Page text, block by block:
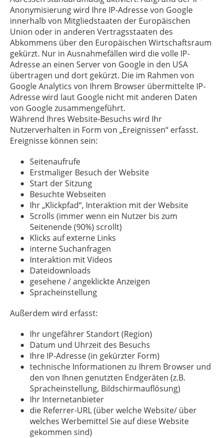
Anonymisierung wird Ihre IP-Adresse von Google
innerhalb von Mitgliedstaaten der Europäischen
Union oder in anderen Vertragsstaaten des
Abkommens über den Europäischen Wirtschaftsraum
gekürzt. Nur in Ausnahmefällen wird die volle IP-
Adresse an einen Server von Google in den USA
übertragen und dort gekürzt. Die im Rahmen von
Google Analytics von Ihrem Browser übermittelte IP-
Adresse wird laut Google nicht mit anderen Daten
von Google zusammengeführt.
Während Ihres Website-Besuchs wird Ihr
Nutzerverhalten in Form von „Ereignissen“ erfasst.
Ereignisse können sein:
Seitenaufrufe
Erstmaliger Besuch der Website
Start der Sitzung
Besuchte Webseiten
Ihr „Klickpfad“, Interaktion mit der Website
Scrolls (immer wenn ein Nutzer bis zum
Seitenende (90%) scrollt)
Klicks auf externe Links
interne Suchanfragen
Interaktion mit Videos
Dateidownloads
gesehene / angeklickte Anzeigen
Spracheinstellung
Außerdem wird erfasst:
Ihr ungefährer Standort (Region)
Datum und Uhrzeit des Besuchs
Ihre IP-Adresse (in gekürzter Form)
technische Informationen zu Ihrem Browser und
den von Ihnen genutzten Endgeräten (z.B.
Spracheinstellung, Bildschirmauflösung)
Ihr Internetanbieter
die Referrer-URL (über welche Website/ über
welches Werbemittel Sie auf diese Website
gekommen sind)